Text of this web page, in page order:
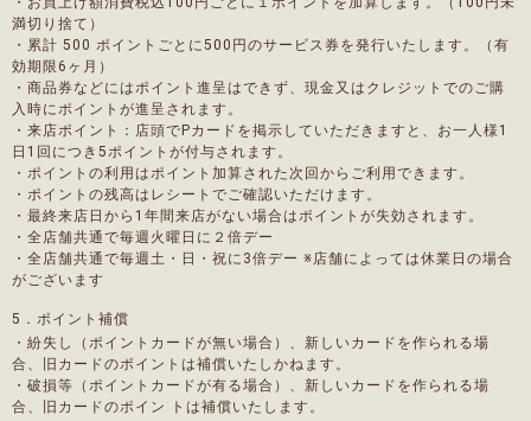
満切り捨て）
・累計 500 ポイントごとに500円のサービス券を発行いたします。（有
効期限6ヶ月）
・商品券などにはポイント進呈はできず、現金又はクレジットでのご購
入時にポイントが進呈されます。
・来店ポイント：店頭でPカードを掲示していただきますと、お一人様1
日1回につき5ポイントが付与されます。
・ポイントの利用はポイント加算された次回からご利用できます。
・ポイントの残高はレシートでご確認いただけます。
・最終来店日から1年間来店がない場合はポイントが失効されます。
・全店舗共通で毎週火曜日に２倍デー
・全店舗共通で毎週土・日・祝に3倍デー ※店舗によっては休業日の場合
がございます
5．ポイント補償
・紛失し（ポイントカードが無い場合）、新しいカードを作られる場
合、旧カードのポイントは補償いたしかねます。
・破損等（ポイントカードが有る場合）、新しいカードを作られる場
合、旧カードのポイン トは補償いたします。